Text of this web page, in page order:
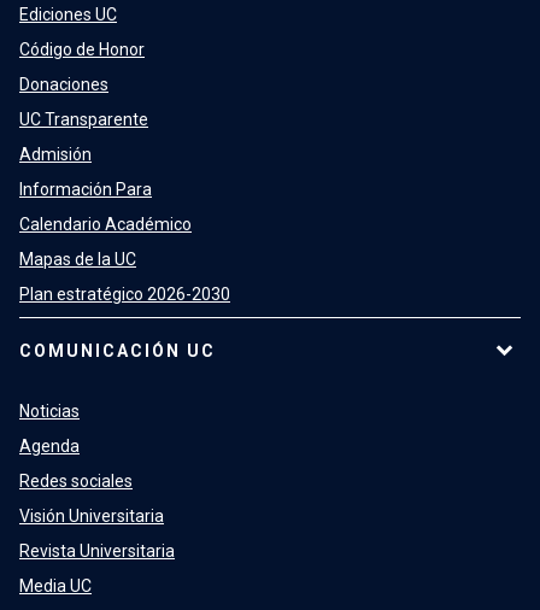
Ediciones UC
Código de Honor
Donaciones
UC Transparente
Admisión
Información Para
Calendario Académico
Mapas de la UC
Plan estratégico 2026-2030
COMUNICACIÓN UC
Noticias
Agenda
Redes sociales
Visión Universitaria
Revista Universitaria
Media UC